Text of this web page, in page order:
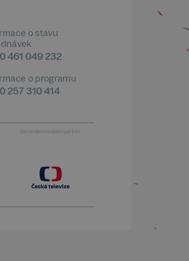
o stavu
461 049 232
o programu
257 310 414
Generální mediální partner